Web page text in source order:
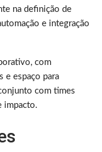
na definição de
e integração
com
e espaço para
com times
impacto.